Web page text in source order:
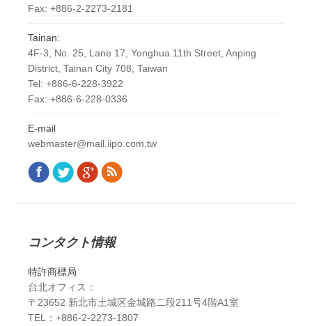
Fax: +886-2-2273-2181
Tainan:
4F-3, No. 25, Lane 17, Yonghua 11th Street, Anping
District, Tainan City 708, Taiwan
Tel: +886-6-228-3922
Fax: +886-6-228-0336
E-mail
webmaster@mail.iipo.com.tw
Find us on:
Facebook
TwitterGoogle+
Rss
コンタクト情報
特許商標局
台北オフィス：
〒23652 新北市土城区金城路二段211号4階A1室
TEL：+886-2-2273-1807